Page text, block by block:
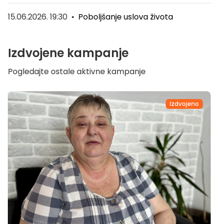
15.06.2026. 19:30 • Poboljšanje uslova života
Izdvojene kampanje
Pogledajte ostale aktivne kampanje
Izdvojeno